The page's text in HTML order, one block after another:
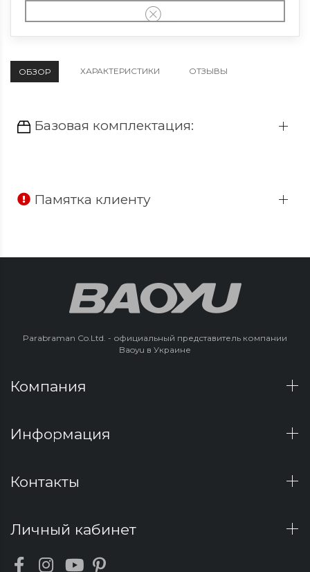
ОБЗОР ХАРАКТЕРИСТИКИ ОТЗЫВЫ
Базовая комплектация:
Памятка клиенту
Parabraman Co.Ltd. - официальный представитель компании
Baoyu в Украине
Компания
Информация
Контакты
Личный кабинет